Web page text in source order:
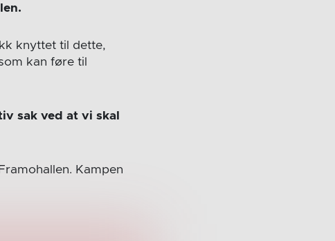
knyttet til dette,
kan føre til
sak ved at vi skal
Kampen